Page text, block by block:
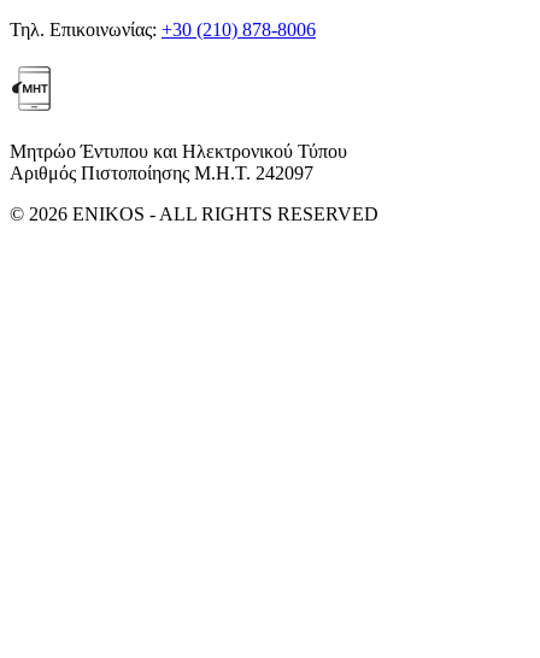
Τηλ. Επικοινωνίας: +30 (210) 878-8006
Μητρώο Έντυπου και Ηλεκτρονικού Τύπου
Αριθμός Πιστοποίησης Μ.Η.Τ. 242097
© 2026 ENIKOS - ALL RIGHTS RESERVED